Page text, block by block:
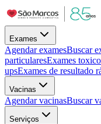
Exames
Agendar examesBuscar
particularesExames
upsExames de resultado
Vacinas
Agendar vacinasBuscar
Serviços